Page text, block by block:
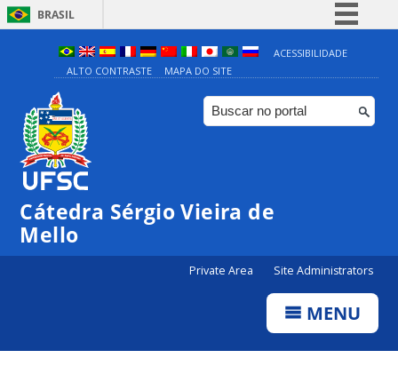
BRASIL
Simplifique!
Comunica BR
Participe
ACESSIBILIDADE
ALTO CONTRASTE
MAPA DO SITE
Cátedra Sérgio Vieira de
Mello
Private Area Site Administrators
MENU